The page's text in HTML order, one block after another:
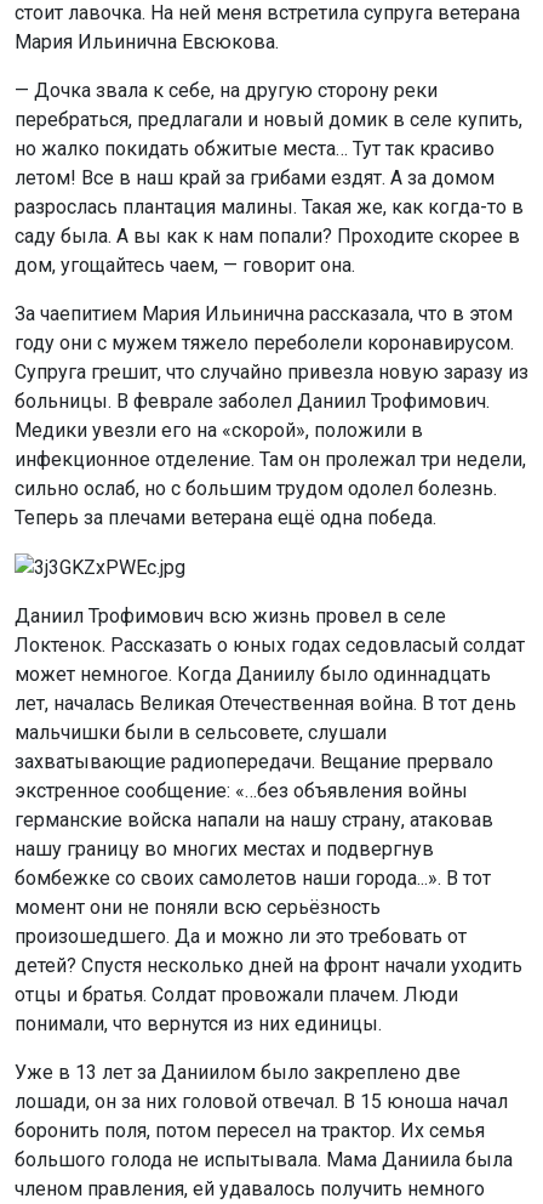
стоит лавочка. На ней меня встретила супруга ветерана
Мария Ильинична Евсюкова.
— Дочка звала к себе, на другую сторону реки
перебраться, предлагали и новый домик в селе купить,
но жалко покидать обжитые места… Тут так красиво
летом! Все в наш край за грибами ездят. А за домом
разрослась плантация малины. Такая же, как когда-то в
саду была. А вы как к нам попали? Проходите скорее в
дом, угощайтесь чаем, — говорит она.
За чаепитием Мария Ильинична рассказала, что в этом
году они с мужем тяжело переболели коронавирусом.
Супруга грешит, что случайно привезла новую заразу из
больницы. В феврале заболел Даниил Трофимович.
Медики увезли его на «скорой», положили в
инфекционное отделение. Там он пролежал три недели,
сильно ослаб, но с большим трудом одолел болезнь.
Теперь за плечами ветерана ещё одна победа.
Даниил Трофимович всю жизнь провел в селе
Локтенок. Рассказать о юных годах седовласый солдат
может немногое. Когда Даниилу было одиннадцать
лет, началась Великая Отечественная война. В тот день
мальчишки были в сельсовете, слушали
захватывающие радиопередачи. Вещание прервало
экстренное сообщение: «…без объявления войны
германские войска напали на нашу страну, атаковав
нашу границу во многих местах и подвергнув
бомбежке со своих самолетов наши города...». В тот
момент они не поняли всю серьёзность
произошедшего. Да и можно ли это требовать от
детей? Спустя несколько дней на фронт начали уходить
отцы и братья. Солдат провожали плачем. Люди
понимали, что вернутся из них единицы.
Уже в 13 лет за Даниилом было закреплено две
лошади, он за них головой отвечал. В 15 юноша начал
боронить поля, потом пересел на трактор. Их семья
большого голода не испытывала. Мама Даниила была
членом правления, ей удавалось получить немного